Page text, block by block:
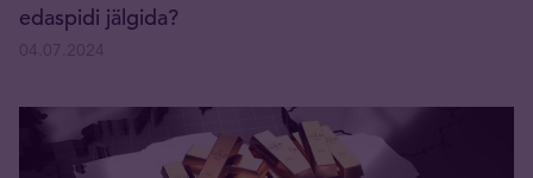
edaspidi jälgida?